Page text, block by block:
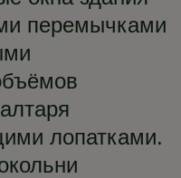
перемычками
лопатками.